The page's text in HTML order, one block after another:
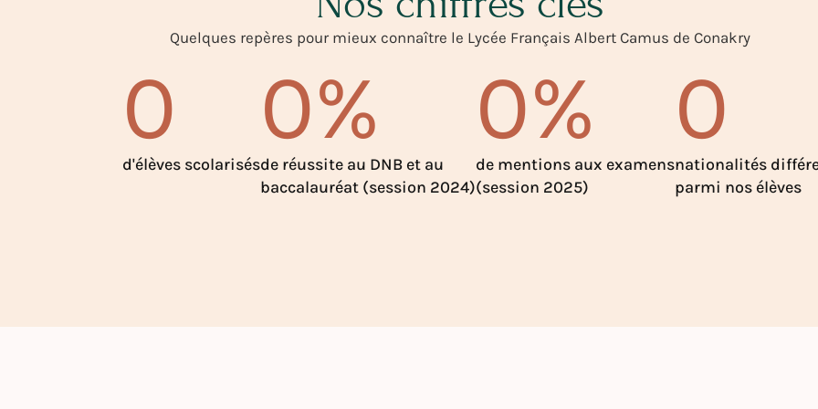
Quelques repères pour mieux connaître le Lycée Français Albert Camus de Conakry
d'élèves scolarisés
0
de réussite au DNB et au
baccalauréat (session 2024)
0%
de mentions aux examens
(session 2025)
0%
nationalités
parmi nos élèves
0